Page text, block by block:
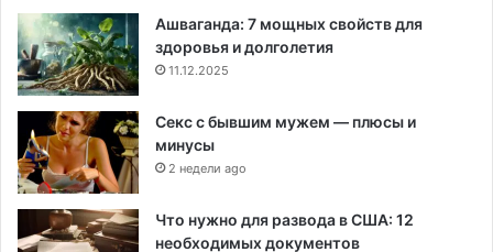
Ашваганда: 7 мощных свойств для
здоровья и долголетия
11.12.2025
Секс с бывшим мужем — плюсы и
минусы
2 недели ago
Что нужно для развода в США: 12
необходимых документов